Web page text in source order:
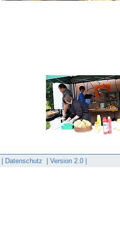
Datenschutz Version 2.0 |